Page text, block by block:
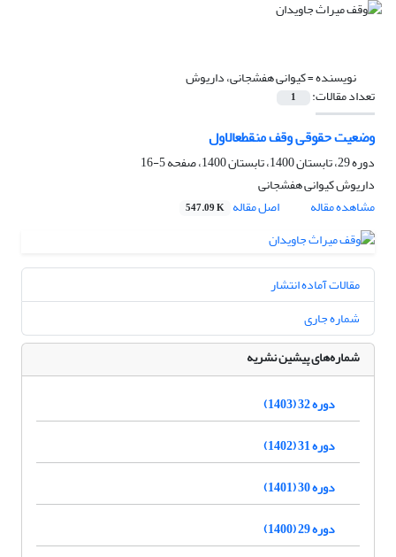
نویسنده =کیوانی هفشجانی، داریوش
تعداد مقالات: 1
وضعیت حقوقی وقف منقطع‎الاول
دوره 29، تابستان 1400، تابستان 1400، صفحه
5-16
داریوش کیوانی هفشجانی
مشاهده مقاله
اصل مقاله 547.09 K
مقالات آماده انتشار
شماره جاری
شماره‌های پیشین نشریه
دوره 32 (1403)
دوره 31 (1402)
دوره 30 (1401)
دوره 29 (1400)